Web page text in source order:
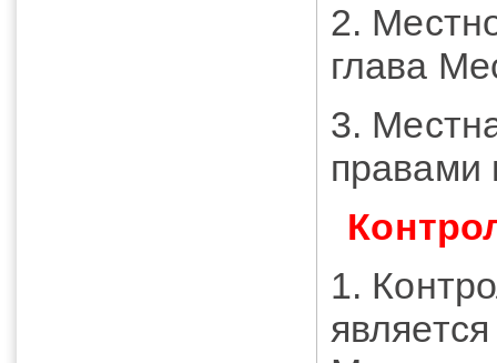
2.
глава
3.
правами
1.